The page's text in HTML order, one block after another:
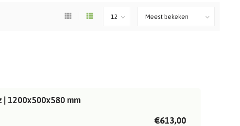
1200x500x580 mm
€613,00